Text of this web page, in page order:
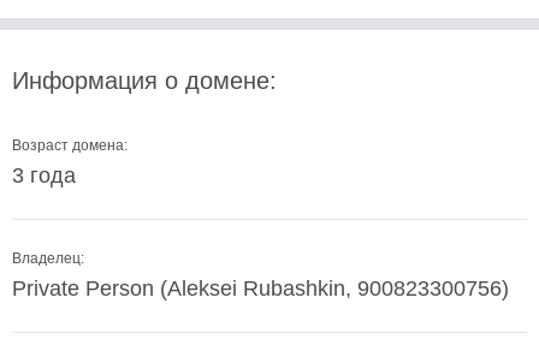
Информация о домене:
Возраст домена:
3 года
Владелец:
Private Person (Aleksei Rubashkin, 900823300756)